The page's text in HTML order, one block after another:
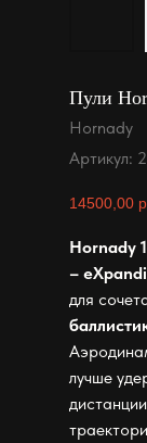
Пули
Hornady
Артикул:
14500,00 р.
Hornady
–
для
лучше